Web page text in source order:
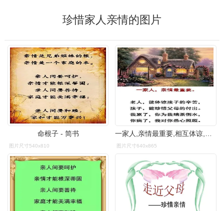
珍惜家人亲情的图片
命根子 - 简书
图片尺寸540x810 图片尺寸640x865